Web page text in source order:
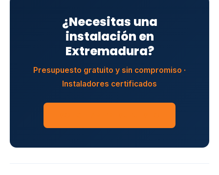
¿Necesitas una
instalación en
Extremadura?
Presupuesto gratuito y sin compromiso ·
Instaladores certificados